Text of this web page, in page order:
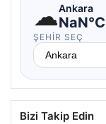
☁Ankara
NaN°C
ŞEHIR SEÇ
Bizi Takip Edin